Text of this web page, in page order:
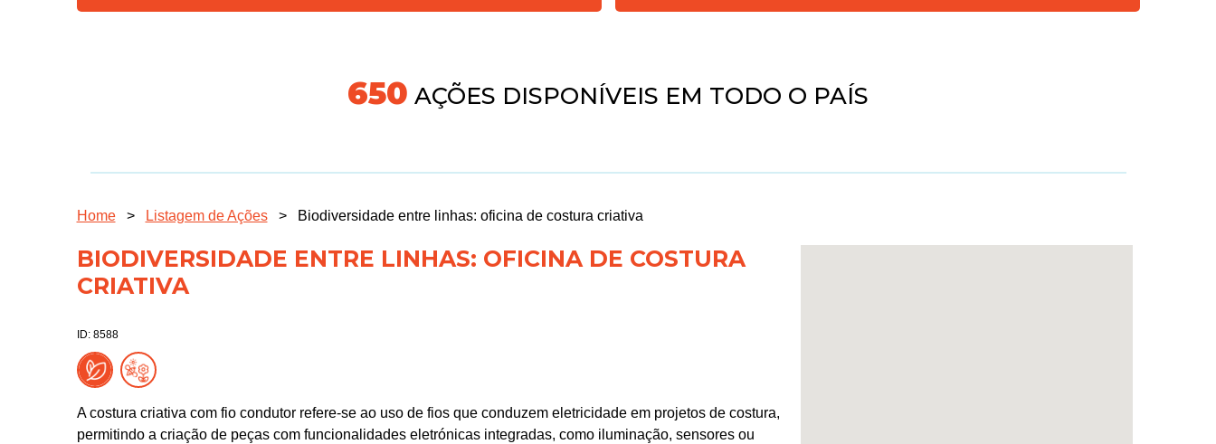
718AÇÕES DISPONÍVEIS EM TODO O PAÍS
Home > Listagem de Ações > Biodiversidade entre linhas: oficina de costura criativa
BIODIVERSIDADE ENTRE LINHAS: OFICINA DE COSTURA
CRIATIVA
ID: 8588
A costura criativa com fio condutor refere-se ao uso de fios que conduzem eletricidade em projetos de costura,
permitindo a criação de peças com funcionalidades eletrónicas integradas, como iluminação, sensores ou